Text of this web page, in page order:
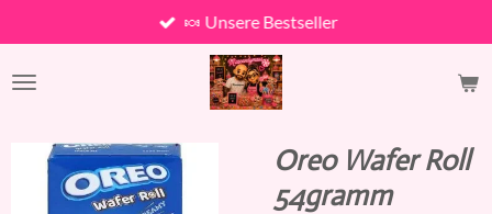
Hauptinhalt
springen
🍬 Unsere Bestseller
Oreo Wafer Roll
54gramm